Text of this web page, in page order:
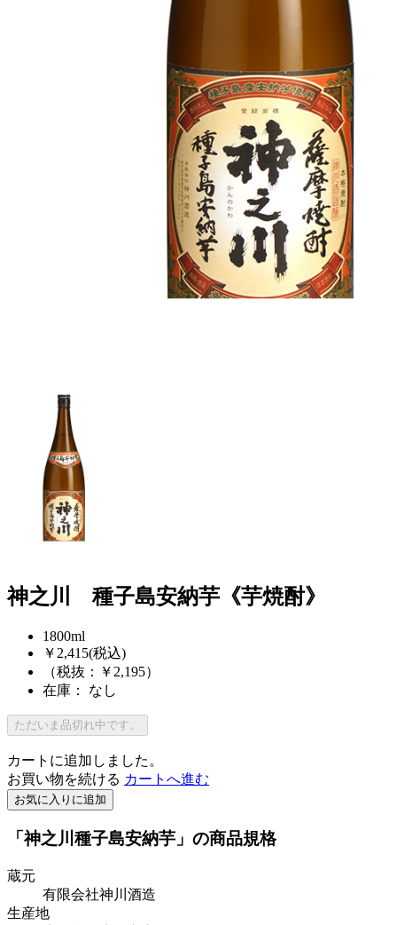
神之川 種子島安納芋《芋焼酎》
1800ml
￥2,415(税込)
（税抜：￥2,195）
在庫： なし
ただいま品切れ中です。
カートに追加しました。
お買い物を続ける カートへ進む
お気に入りに追加
「神之川種子島安納芋」の商品規格
蔵元
有限会社神川酒造
生産地